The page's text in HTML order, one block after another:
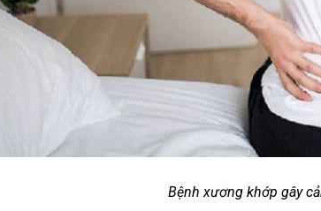
Bệnh xương khớp gây